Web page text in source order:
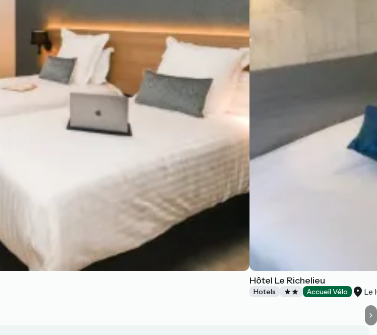
Hôtel Le Richelieu
Hotels Accueil Vélo Le